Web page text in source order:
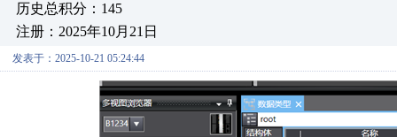
历史总积分：145
注册：2025年10月21日
发表于：2025-10-21 05:24:44